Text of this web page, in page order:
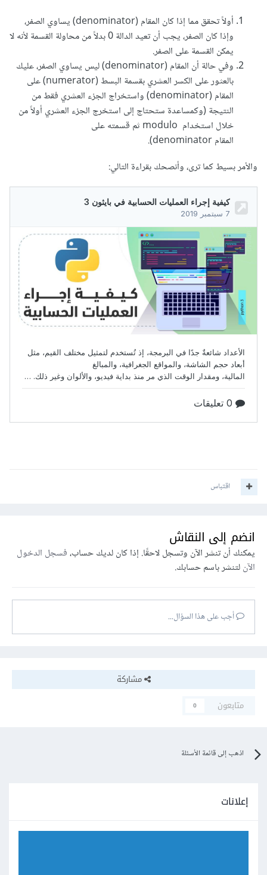
أولاً تحقق مما إذا كان المقام (denominator) يساوي الصفر،
وإذا كان الصفر، يجب أن تعيد الدالة 0 بدلاً من محاولة القسمة لأنه لا
يمكن القسمة على الصفر.
وفي حالة أن المقام (denominator) ليس يساوي الصفر، عليك
بالعثور على الكسر العشري بقسمة البسط (numerator) على
المقام (denominator) واستخراج الجزء العشري فقط من
النتيجة (وكمساعدة ستحتاج إلى استخرج الجزء العشري أولاً من
خلال استخدام modulo ثم قسمته على
المقام denominator).
والأمر بسيط كما ترى، وأنصحك بقراءة التالي:
اقتباس
انضم إلى النقاش
يمكنك أن تنشر الآن وتسجل لاحقًا. إذا كان لديك حساب،فسجل الدخول
الآنلتنشر باسم حسابك.
أجب على هذا السؤال...
مشاركة
متابعون
0
اذهب إلى قائمة الأسئلة
إعلانات